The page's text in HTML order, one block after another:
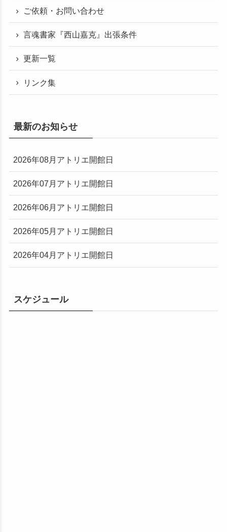
ご依頼・お問い合わせ
言魂書家『西山嘉克』出張条件
更新一覧
リンク集
最新のお知らせ
2026年08月アトリエ開館日
2026年07月アトリエ開館日
2026年06月アトリエ開館日
2026年05月アトリエ開館日
2026年04月アトリエ開館日
スケジュール